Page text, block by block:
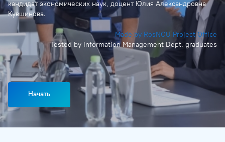
кандидат экономических наук, доцент Юлия Александровна
Кувшинова.
Made by RosNOU Project Office
Tested by Information Management Dept. graduates
Начать